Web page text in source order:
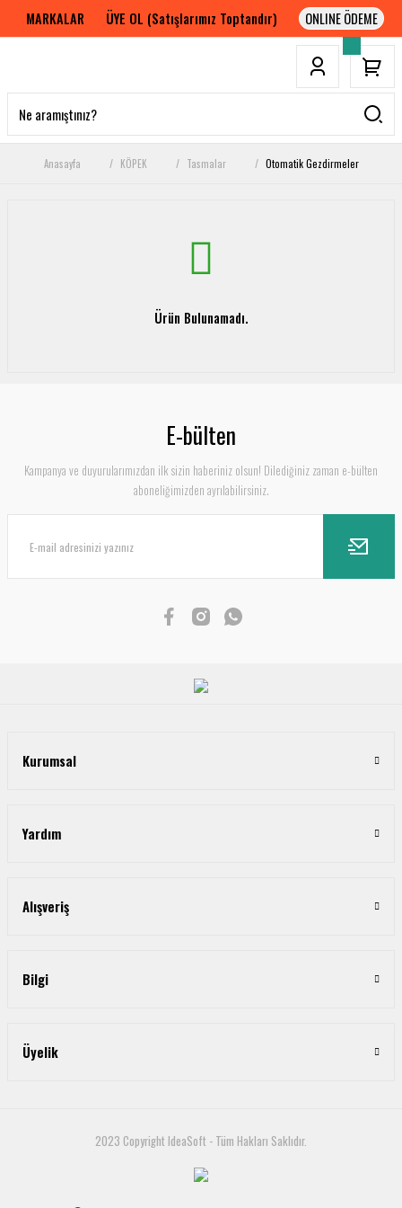
MARKALAR ÜYE OL (Satışlarımız Toptandır)
Anasayfa KÖPEK Tasmalar Otomatik Gezdirmeler
Ürün Bulunamadı.
E-bülten
Kampanya ve duyurularımızdan ilk sizin haberiniz olsun! Dilediğiniz zaman e-bülten
aboneliğimizden ayrılabilirsiniz.
Kurumsal
Yardım
Alışveriş
Bilgi
Üyelik
2023 Copyright IdeaSoft - Tüm Hakları Saklıdır.